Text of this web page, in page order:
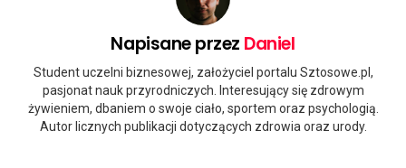
Napisane przez Daniel
Student uczelni biznesowej, założyciel portalu Sztosowe.pl,
pasjonat nauk przyrodniczych. Interesujący się zdrowym
żywieniem, dbaniem o swoje ciało, sportem oraz psychologią.
Autor licznych publikacji dotyczących zdrowia oraz urody.